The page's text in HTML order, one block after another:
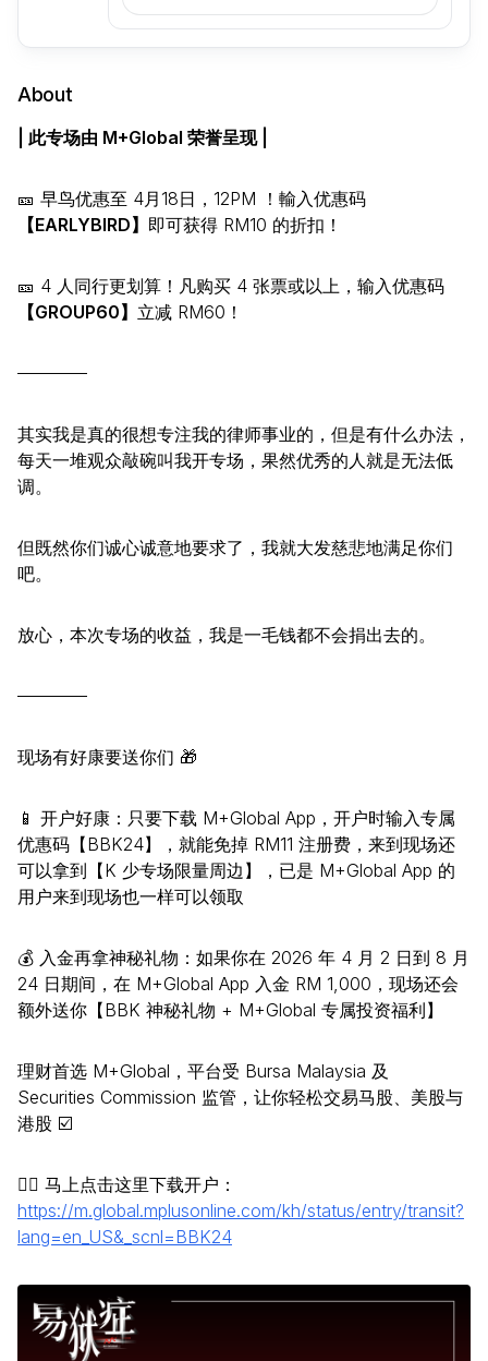
About
| 此专场由 M+Global 荣誉呈现 |
🎫 早鸟优惠至 4月18日，12PM ！輸入优惠码
【EARLYBIRD】 即可获得 RM10 的折扣！
🎫 4 人同行更划算！凡购买 4 张票或以上，输入优惠码
【GROUP60】 立减 RM60！
————
其实我是真的很想专注我的律师事业的，但是有什么办法，
每天一堆观众敲碗叫我开专场，果然优秀的人就是无法低
调。
但既然你们诚心诚意地要求了，我就大发慈悲地满足你们
吧。
放心，本次专场的收益，我是一毛钱都不会捐出去的。
————
现场有好康要送你们 🎁
📱 开户好康：只要下载 M+Global App，开户时输入专属
优惠码【BBK24】，就能免掉 RM11 注册费，来到现场还
可以拿到【K 少专场限量周边】，已是 M+Global App 的
用户来到现场也一样可以领取
💰 入金再拿神秘礼物：如果你在 2026 年 4 月 2 日到 8 月
24 日期间，在 M+Global App 入金 RM 1,000，现场还会
额外送你【BBK 神秘礼物 + M+Global 专属投资福利】
理财首选 M+Global，平台受 Bursa Malaysia 及
Securities Commission 监管，让你轻松交易马股、美股与
港股 ☑️
👉🏻 马上点击这里下载开户：
https://m.global.mplusonline.com/kh/status/entry/transit?
lang=en_US&_scnl=BBK24